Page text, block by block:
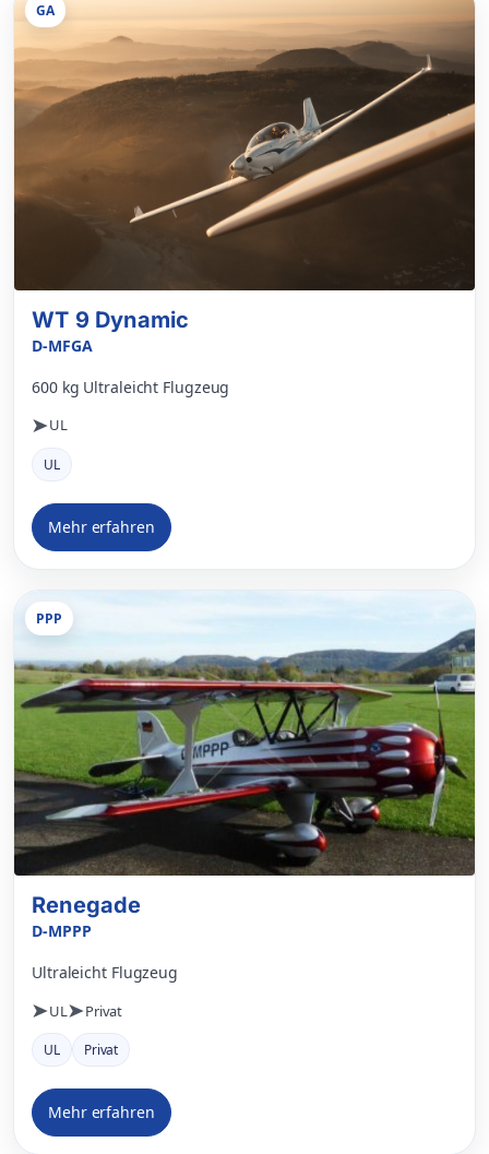
GA
WT 9 Dynamic
D-MFGA
600 kg Ultraleicht Flugzeug
UL
UL
Mehr erfahren
PPP
Renegade
D-MPPP
Ultraleicht Flugzeug
UL Privat
UL Privat
Mehr erfahren